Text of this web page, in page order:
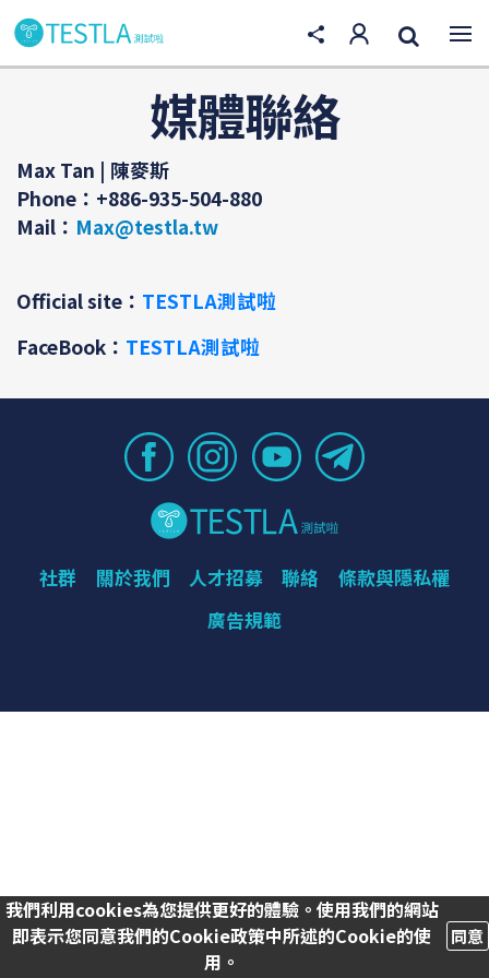
媒體聯絡
Max Tan | 陳麥斯
Phone： +886-935-504-880
Mail： Max@testla.tw
Official site： TESTLA測試啦
FaceBook： TESTLA測試啦
社群 關於我們 人才招募 聯絡
條款與隱私權
廣告規範
我們利用cookies為您提供更好的體驗。使用我們的網站
即表示您同意我們的Cookie政策中所述的Cookie的使
用。
同意